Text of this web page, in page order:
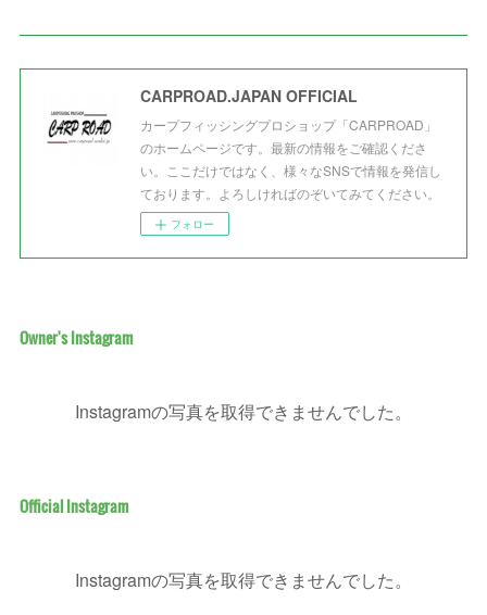
CARPROAD.JAPAN OFFICIAL
カープフィッシングプロショップ「CARPROAD」
のホームページです。最新の情報をご確認くださ
い。ここだけではなく、様々なSNSで情報を発信し
ております。よろしければのぞいてみてください。
フォロー
Owner's Instagram
Instagramの写真を取得できませんでした。
Official Instagram
Instagramの写真を取得できませんでした。